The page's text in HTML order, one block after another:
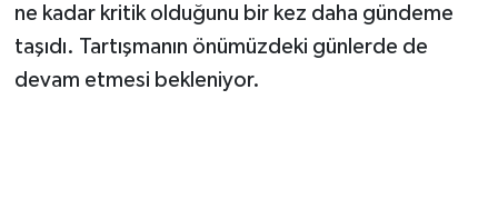
ne kadar kritik olduğunu bir kez daha gündeme
taşıdı. Tartışmanın önümüzdeki günlerde de
devam etmesi bekleniyor.